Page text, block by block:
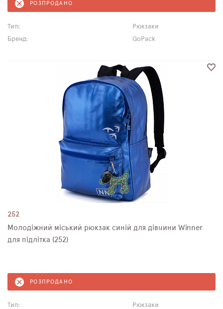
РОЗПРОДАНО
Тип:
Рюкзаки
Бренд:
GoPack
252
Молодіжний міський рюкзак синій для дівчини Winner
для підлітка (252)
РОЗПРОДАНО
Тип:
Рюкзаки